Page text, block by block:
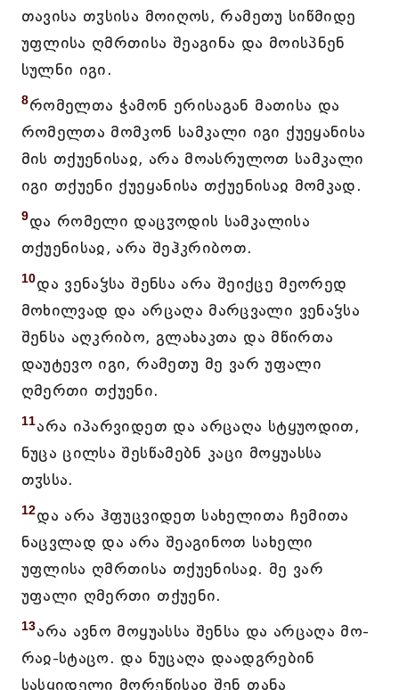
თავისა თჳსისა მოიღოს, რამეთუ სიწმიდე
უფლისა ღმრთისა შეაგინა და მოისპნენ
სულნი იგი.
8რომელთა ჭამონ ერისაგან მათისა და
რომელთა მომკონ სამკალი იგი ქუეყანისა
მის თქუენისაჲ, არა მოასრულოთ სამკალი
იგი თქუენი ქუეყანისა თქუენისაჲ მომკად.
9და რომელი დაცჳოდის სამკალისა
თქუენისაჲ, არა შეჰკრიბოთ.
10და ვენაჴსა შენსა არა შეიქცე მეორედ
მოხილვად და არცაღა მარცვალი ვენაჴსა
შენსა აღკრიბო, გლახაკთა და მწირთა
დაუტევო იგი, რამეთუ მე ვარ უფალი
ღმერთი თქუენი.
11არა იპარვიდეთ და არცაღა სტყუოდით,
ნუცა ცილსა შესწამებნ კაცი მოყუასსა
თჳსსა.
12და არა ჰფუცვიდეთ სახელითა ჩემითა
ნაცვლად და არა შეაგინოთ სახელი
უფლისა ღმრთისა თქუენისაჲ. მე ვარ
უფალი ღმერთი თქუენი.
13არა ავნო მოყუასსა შენსა და არცაღა მო-
რაჲ-სტაცო. და ნუცაღა დაადგრებინ
სასყიდელი მორეწისაჲ შენ თანა